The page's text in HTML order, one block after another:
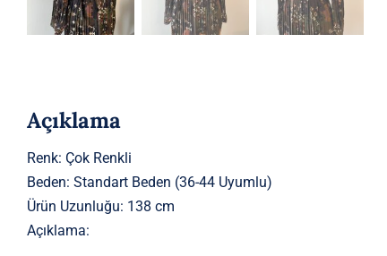
Açıklama
Renk: Çok Renkli
Beden: Standart Beden (36-44 Uyumlu)
Ürün Uzunluğu: 138 cm
Açıklama: